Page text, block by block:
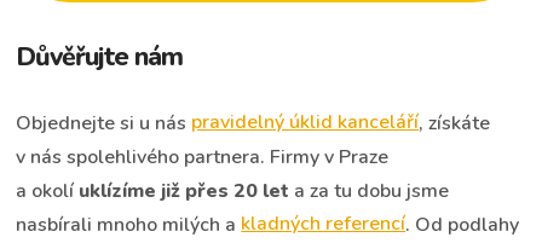
Důvěřujte nám
Objednejte si u nás pravidelný úklid kanceláří, získáte
v nás spolehlivého partnera. Firmy v Praze
a okolíuklízíme již přes 20 let a za tu dobu jsme
nasbírali mnoho milých akladných referencí. Od podlahy